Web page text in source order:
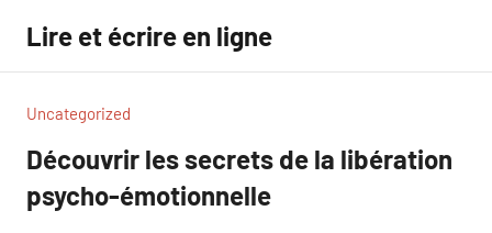
contenu
Lire et écrire en ligne
Uncategorized
Découvrir les secrets de la libération
psycho-émotionnelle